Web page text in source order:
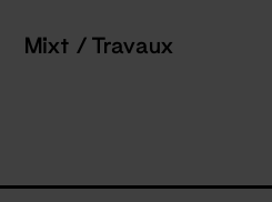
Mixt / Travaux